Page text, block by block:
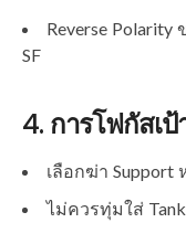
Reverse Polarity
SF
4. การโฟกัสเ
เลือกฆ่า Support
ไม่ควรทุ่มใส่